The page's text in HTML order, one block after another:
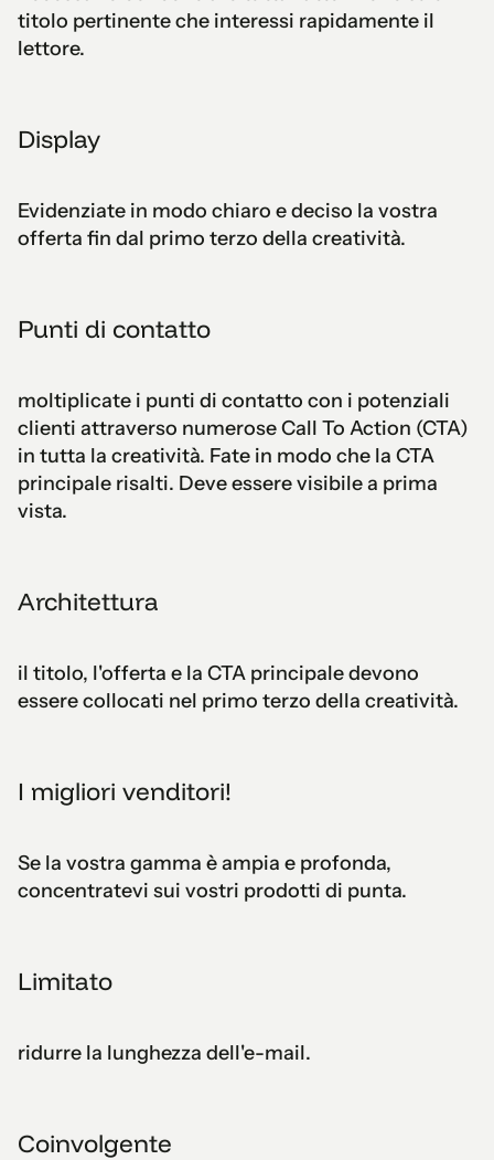
titolo pertinente che interessi rapidamente il
lettore.
Display
Evidenziate in modo chiaro e deciso la vostra
offerta fin dal primo terzo della creatività.
Punti di contatto
moltiplicate i punti di contatto con i potenziali
clienti attraverso numerose Call To Action (CTA)
in tutta la creatività. Fate in modo che la CTA
principale risalti. Deve essere visibile a prima
vista.
Architettura
il titolo, l'offerta e la CTA principale devono
essere collocati nel primo terzo della creatività.
I migliori venditori!
Se la vostra gamma è ampia e profonda,
concentratevi sui vostri prodotti di punta.
Limitato
ridurre la lunghezza dell'e-mail.
Coinvolgente